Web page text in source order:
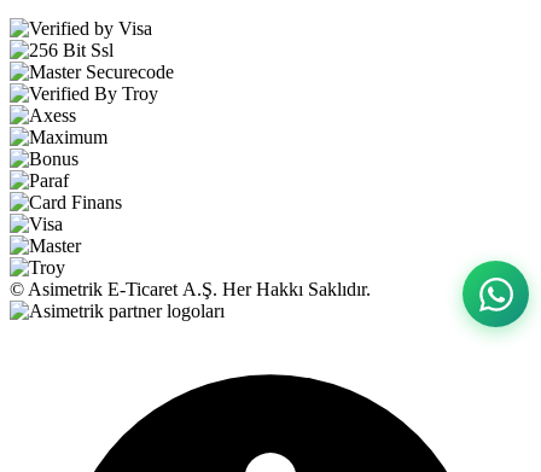
© Asimetrik E‑Ticaret A.Ş. Her Hakkı Saklıdır.